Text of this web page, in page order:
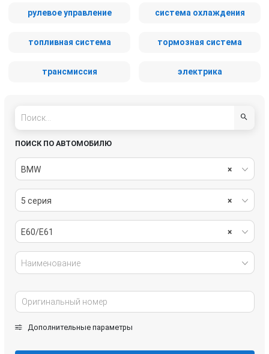
рулевое управление система охлаждения
топливная система тормозная система
трансмиссия электрика
ПОИСК ПО АВТОМОБИЛЮ
×
BMW
×
5 серия
×
E60/E61
Наименование
Дополнительные параметры